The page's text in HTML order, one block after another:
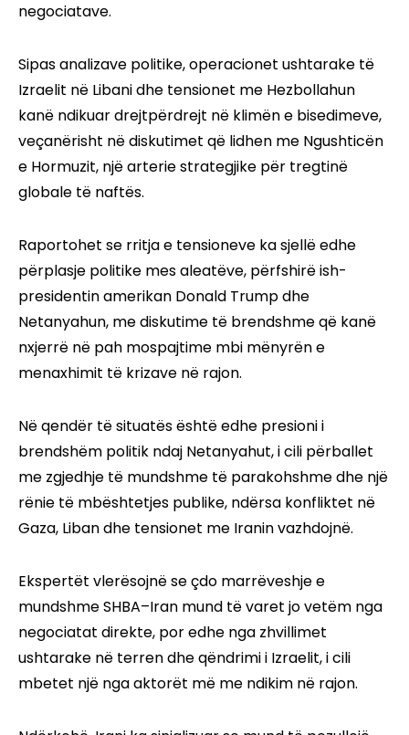
negociatave.
Sipas analizave politike, operacionet ushtarake të
Izraelit në Libani dhe tensionet me Hezbollahun
kanë ndikuar drejtpërdrejt në klimën e bisedimeve,
veçanërisht në diskutimet që lidhen me Ngushticën
e Hormuzit, një arterie strategjike për tregtinë
globale të naftës.
Raportohet se rritja e tensioneve ka sjellë edhe
përplasje politike mes aleatëve, përfshirë ish-
presidentin amerikan Donald Trump dhe
Netanyahun, me diskutime të brendshme që kanë
nxjerrë në pah mospajtime mbi mënyrën e
menaxhimit të krizave në rajon.
Në qendër të situatës është edhe presioni i
brendshëm politik ndaj Netanyahut, i cili përballet
me zgjedhje të mundshme të parakohshme dhe një
rënie të mbështetjes publike, ndërsa konfliktet në
Gaza, Liban dhe tensionet me Iranin vazhdojnë.
Ekspertët vlerësojnë se çdo marrëveshje e
mundshme SHBA–Iran mund të varet jo vetëm nga
negociatat direkte, por edhe nga zhvillimet
ushtarake në terren dhe qëndrimi i Izraelit, i cili
mbetet një nga aktorët më me ndikim në rajon.